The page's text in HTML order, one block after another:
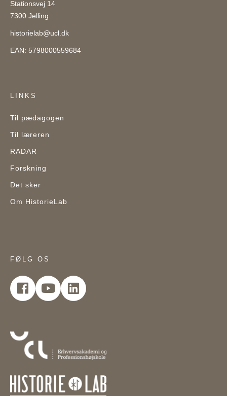
Stationsvej 14
7300 Jelling
historielab@ucl.dk
EAN: 5798000559684
LINKS
Til pædagogen
Til læreren
RADAR
Forskning
Det sker
Om HistorieLab
FØLG OS